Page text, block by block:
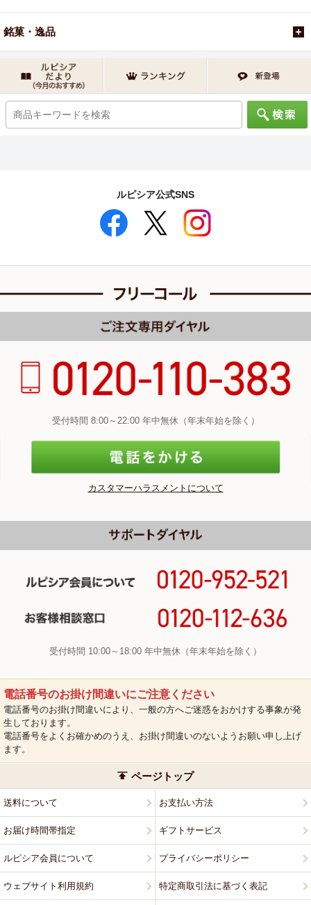
銘菓・逸品
ルピシア公式SNS
受付時間 8:00～22:00 年中無休（年末年始を除く）
カスタマーハラスメントについて
受付時間 10:00～18:00 年中無休（年末年始を除く）
電話番号のお掛け間違いにご注意ください
電話番号のお掛け間違いにより、一般の方へご迷惑をおかけする事象が発
生しております。
電話番号をよくお確かめのうえ、お掛け間違いのないようお願い申し上げ
ます。
ページトップ
送料について お支払い方法
お届け時間帯指定 ギフトサービス
ルピシア会員について プライバシーポリシー
ウェブサイト利用規約 特定商取引法に基づく表記